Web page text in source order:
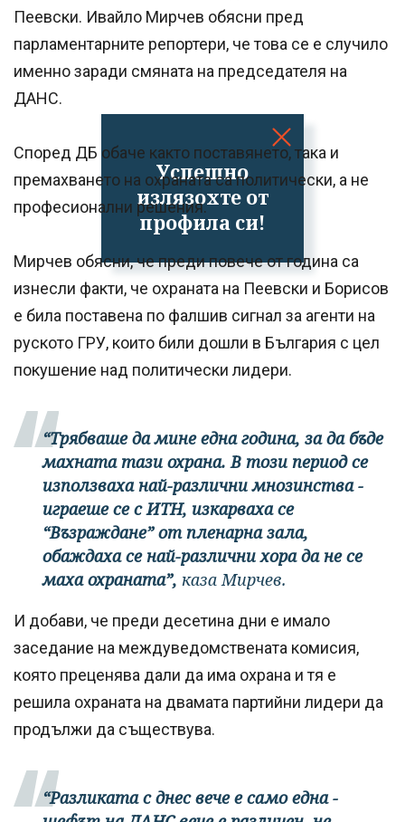
Успешно
излязохте от
профила си!
Пеевски. Ивайло Мирчев обясни пред
парламентарните репортери, че това се е случило
именно заради смяната на председателя на
ДАНС.
Според ДБ обаче както поставянето, така и
премахването на охраната са политически, а не
професионални решения.
Мирчев обясни, че преди повече от година са
изнесли факти, че охраната на Пеевски и Борисов
е била поставена по фалшив сигнал за агенти на
руското ГРУ, които били дошли в България с цел
покушение над политически лидери.
“Трябваше да мине една година, за да бъде
махната тази охрана. В този период се
използваха най-различни мнозинства -
играеше се с ИТН, изкарваха се
“Възраждане” от пленарна зала,
обаждаха се най-различни хора да не се
маха охраната”, каза Мирчев.
И добави, че преди десетина дни е имало
заседание на междуведомствената комисия,
която преценява дали да има охрана и тя е
решила охраната на двамата партийни лидери да
продължи да съществува.
“Разликата с днес вече е само една -